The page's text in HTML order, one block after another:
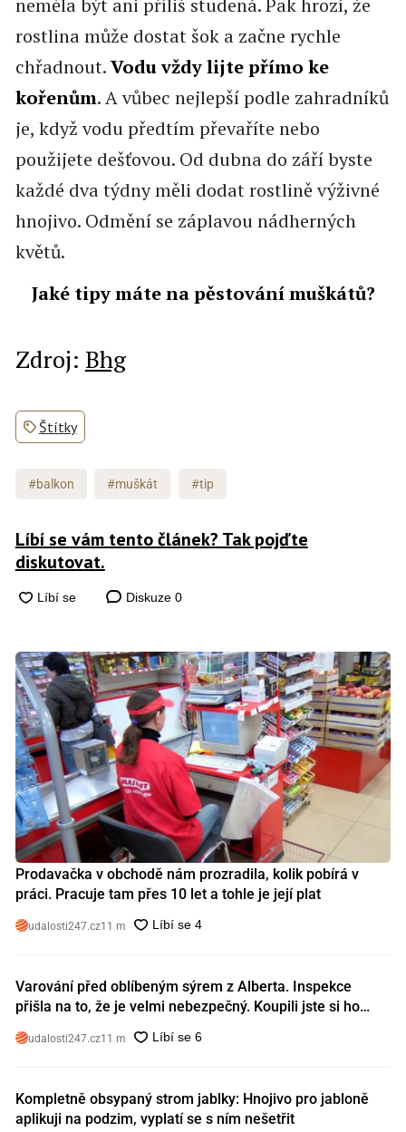
neměla být ani příliš studená. Pak hrozí, že
rostlina může dostat šok a začne rychle
chřadnout.Vodu vždy lijte přímo ke
kořenům. A vůbec nejlepší podle zahradníků
je, když vodu předtím převaříte nebo
použijete dešťovou. Od dubna do září byste
každé dva týdny měli dodat rostlině výživné
hnojivo. Odmění se záplavou nádherných
květů.
Jaké tipy máte na pěstování muškátů?
Zdroj: Bhg
Štítky
#balkon #muškát #tip
Líbí se vám tento článek? Tak pojďte
diskutovat.
Diskuze 0
Prodavačka v obchodě nám prozradila, kolik pobírá v
práci. Pracuje tam přes 10 let a tohle je její plat
udalosti247.cz11 m
Varování před oblíbeným sýrem z Alberta. Inspekce
přišla na to, že je velmi nebezpečný. Koupili jste si ho
udalosti247.cz11 m
Kompletně obsypaný strom jablky: Hnojivo pro jabloně
aplikuji na podzim, vyplatí se s ním nešetřit